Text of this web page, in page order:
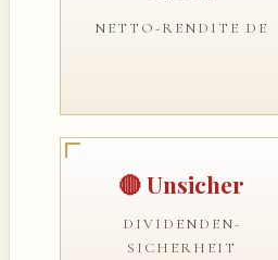
NETTO-RENDITE DE
🔴 Unsicher
DIVIDENDEN-
SICHERHEIT